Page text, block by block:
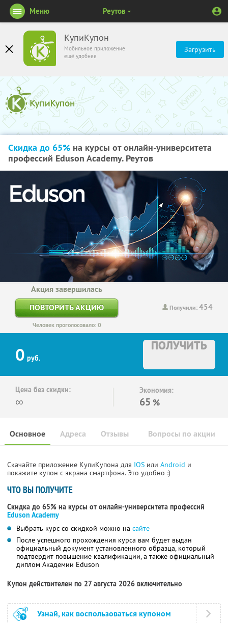
КупиКупон
Мобильное приложение
ещё удобнее
Загрузить
Меню Реутов
Скидка до 65% на курсы от онлайн-университета
профессий Eduson Academy. Реутов
Получили:454
Акция завершилась
ПОВТОРИТЬ АКЦИЮ
Человек проголосовало: 0
0 руб.
ПОЛУЧИТЬ
Цена без скидки:
∞
Экономия:
65 %
Основное Отзывы Вопросы по акции
Адреса
Скачайте приложение КупиКупона для IOS или Android и
покажите купон с экрана смартфона. Это удобно :)
ЧТО ВЫ ПОЛУЧИТЕ
Скидка до 65% на курсы от онлайн-университета профессий
Eduson Academy
Выбрать курс со скидкой можно на сайте
После успешного прохождения курса вам будет выдан
официальный документ установленного образца, который
подтвердит повышение квалификации, а также официальный
диплом Академии Eduson
Купон действителен по 27 августа 2026 включительно
Узнай, как воспользоваться купоном